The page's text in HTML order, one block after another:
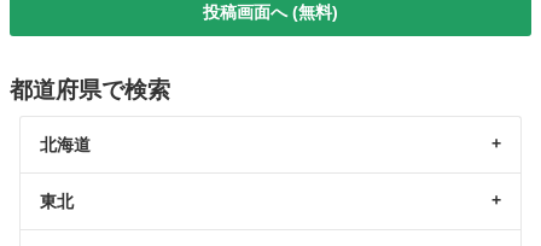
投稿画面へ (無料)
都道府県で検索
北海道
東北